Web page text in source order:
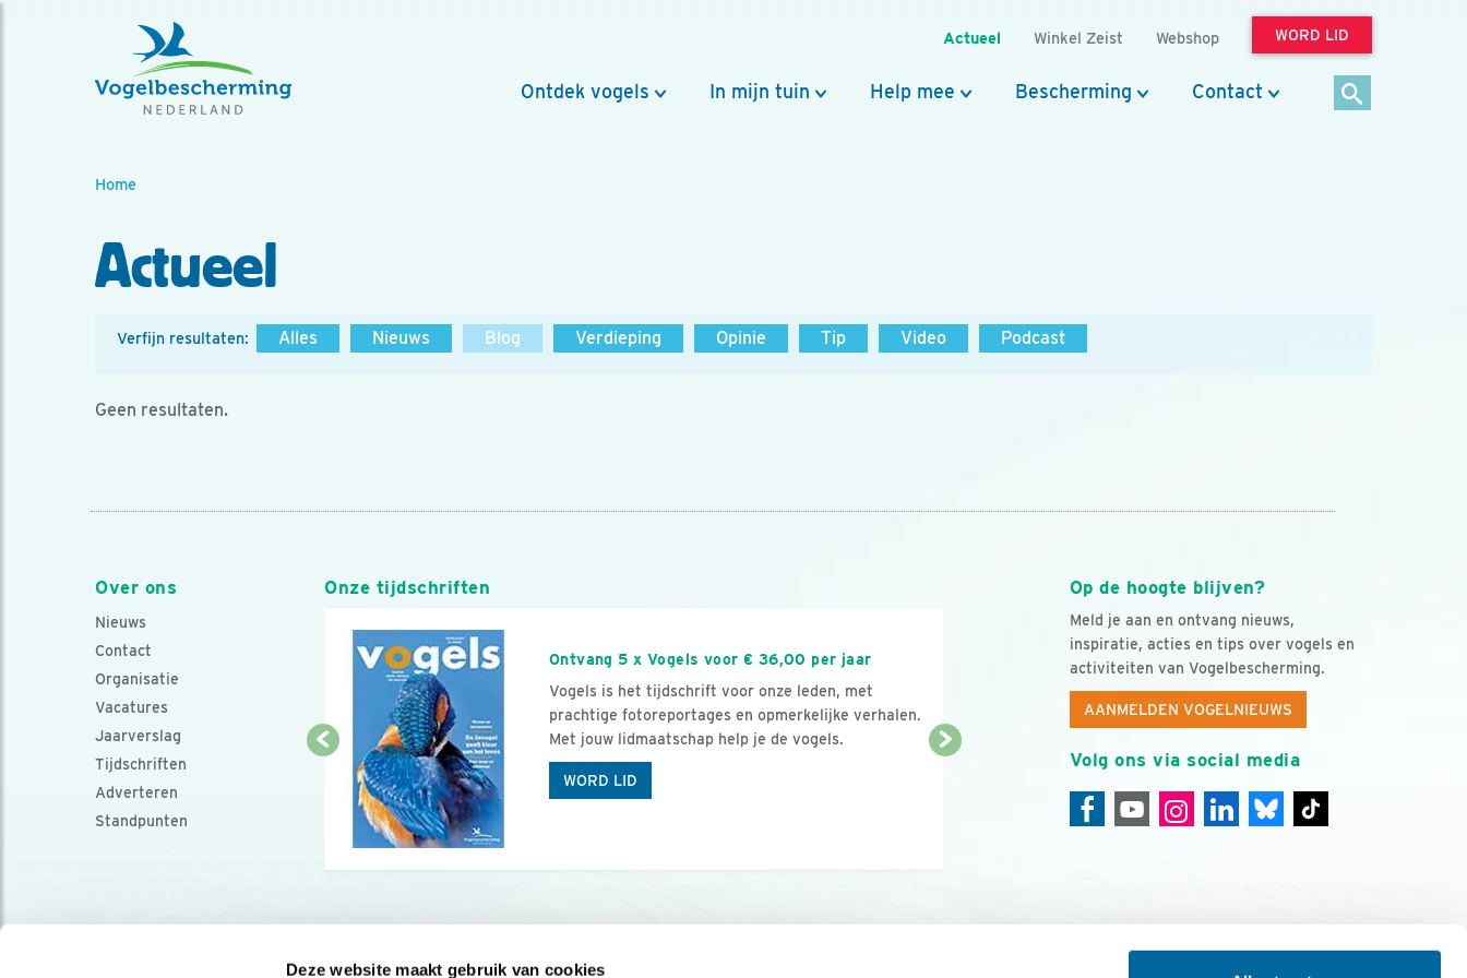
Deze website maakt gebruik van cookies
Actueel Winkel Zeist Webshop WORD LID
Ontdek vogels In mijn tuin Help mee Bescherming Contact
Home
Actueel
Verfijn resultaten: Alles Nieuws Blog Verdieping Opinie Tip Video Podcast
Geen resultaten.
Over ons
Nieuws
Contact
Organisatie
Vacatures
Jaarverslag
Tijdschriften
Adverteren
Standpunten
Op de hoogte blijven?
Meld je aan en ontvang nieuws,
inspiratie, acties en tips over vogels en
activiteiten van Vogelbescherming.
AANMELDEN VOGELNIEUWS
Volg ons via social media
Onze tijdschriften
Ontvang 5 x Vogels voor € 36,00 per jaar
Vogels is het tijdschrift voor onze leden, met
prachtige fotoreportages en opmerkelijke verhalen.
Met jouw lidmaatschap help je de vogels.
WORD LID